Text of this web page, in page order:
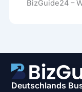
Kassensystem:
BizGuide24 –
Deutschlands